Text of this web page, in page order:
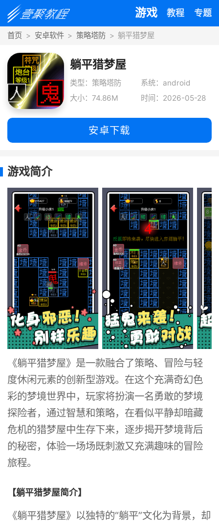
游戏 教程 专题
首页 安卓软件 策略塔防 躺平猎梦屋
躺平猎梦屋
类型：策略塔防
系统：android
大小：74.86M
时间：2026-05-28
安卓下载
游戏简介
《躺平猎梦屋》是一款融合了策略、冒险与轻
度休闲元素的创新型游戏。在这个充满奇幻色
彩的梦境世界中，玩家将扮演一名勇敢的梦境
探险者，通过智慧和策略，在看似平静却暗藏
危机的猎梦屋中生存下来，逐步揭开梦境背后
的秘密，体验一场场既刺激又充满趣味的冒险
旅程。
【躺平猎梦屋简介】
《躺平猎梦屋》以独特的“躺平”文化为背景，却